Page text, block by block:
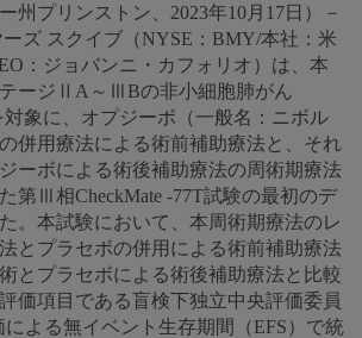
州プリンストン、2023年10月17日）－
ズ スクイブ（NYSE：BMY/本社：米
：ジョバンニ・カフォリオ）は、本
テージⅡA～ⅢBの非小細胞肺がん
対象に、オプジーボ（一般名：ニボル
併用療法による術前補助療法と、それ
ーボによる術後補助療法の周術期療法
第Ⅲ相CheckMate -77T試験の最初のデ
。本試験において、本周術期療法のレ
とプラセボの併用による術前補助療法
とプラセボによる術後補助療法と比較
価項目である盲検下独立中央評価委員
よる無イベント生存期間（EFS）で統